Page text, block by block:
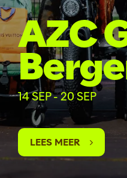
AZC
14 SEP - 20 SEP
LEES MEER